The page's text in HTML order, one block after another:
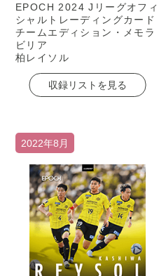
EPOCH 2024 Jリーグオフィ
シャルトレーディングカード
チームエディション・メモラ
ビリア
柏レイソル
収録リストを見る
2022年8月